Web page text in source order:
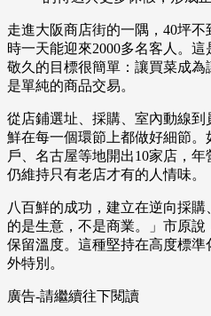
走進大阪商店街的一隅，40坪
時一天能迎來2000多名客人。
敬久的目標很簡單：讓買菜成
是單純的商品交易。
從店鋪選址、採購、室內動線
鮮在每一個環節上都做好細節
戶、名古屋等地開出10家店，
仍維持只有老店才有的人情味。
八百鮮的成功，建立在逆向採
的是生意，不是商業。」市原
保留溫度。這種堅持在高度標準
外特別。
廣告-請繼續往下閱讀